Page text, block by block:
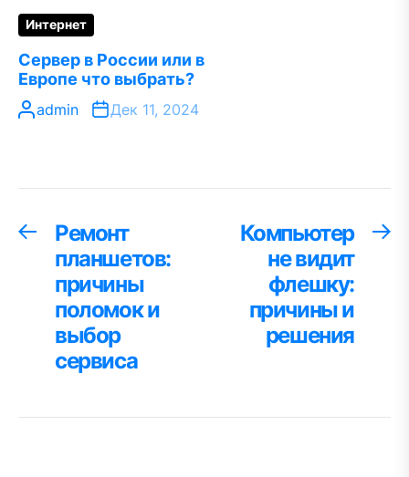
Интернет
Сервер в России или в
Европе что выбрать?
admin Дек 11, 2024
Навигация
записям
Предыдущая
запись:
Ремонт
планшетов:
причины
поломок и
выбор
сервиса
Компьютер
не видит
флешку:
причины и
решения